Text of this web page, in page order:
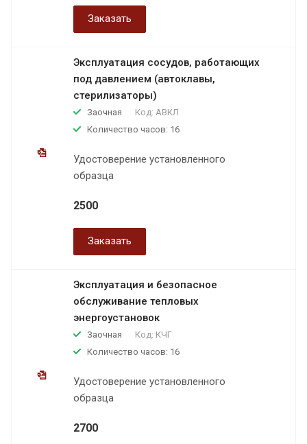
Заказать
Эксплуатация сосудов, работающих
под давлением (автоклавы,
стерилизаторы)
Заочная Код: АВКЛ
Количество часов: 16
Удостоверение установленного
образца
2500
Заказать
Эксплуатация и безопасное
обслуживание тепловых
энергоустановок
Заочная Код: КЧГ
Количество часов: 16
Удостоверение установленного
образца
2700